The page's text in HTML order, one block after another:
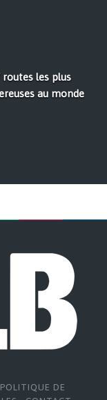
routes les plus
au monde
POLITIQUE DE